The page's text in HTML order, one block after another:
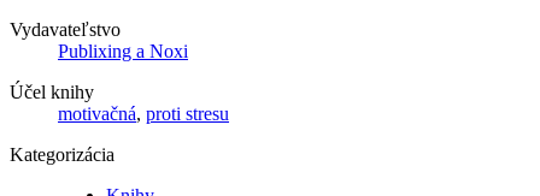
Vydavateľstvo
Publixing a Noxi
Účel knihy
motivačná, proti stresu
Kategorizácia